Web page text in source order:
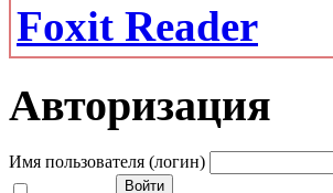
Foxit Reader
Авторизация
Имя пользователя (логин)